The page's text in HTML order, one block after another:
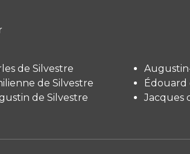
de Silvestre
de Silvestre
de Silvestre
Édouard
Jacques